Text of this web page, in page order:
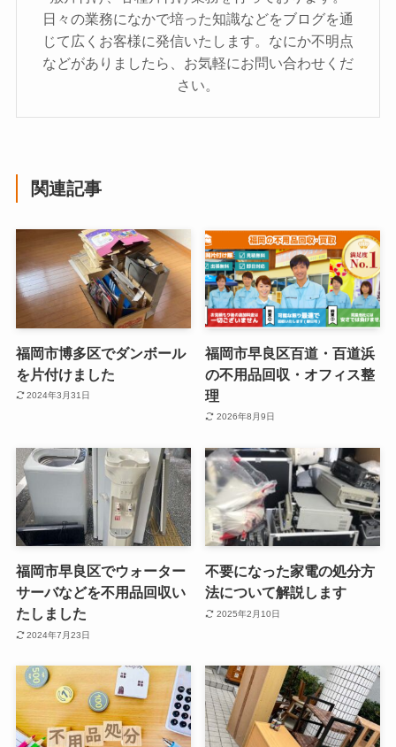
日々の業務になかで培った知識などをブログを通
じて広くお客様に発信いたします。なにか不明点
などがありましたら、お気軽にお問い合わせくだ
さい。
関連記事
福岡市博多区でダンボール
を片付けました
2024年3月31日
福岡市早良区百道・百道浜
の不用品回収・オフィス整
理
2026年8月9日
福岡市早良区でウォーター
サーバなどを不用品回収い
たしました
2024年7月23日
不要になった家電の処分方
法について解説します
2025年2月10日